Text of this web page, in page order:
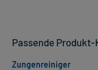
Passende
Zungenreiniger